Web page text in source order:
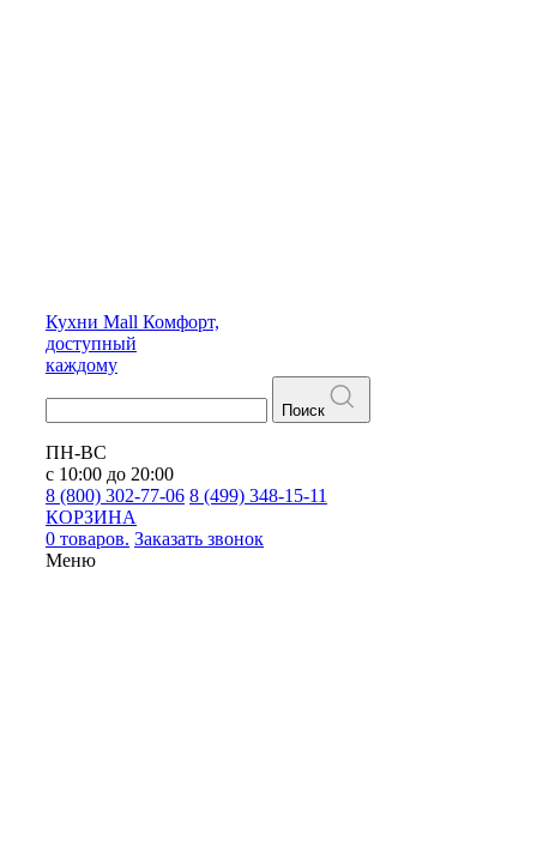
Кухни Mall Комфорт,
доступный
каждому
Поиск
ПН-ВС
с 10:00 до 20:00
8 (800) 302-77-06 8 (499) 348-15-11
КОРЗИНА
0 товаров. Заказать звонок
Меню